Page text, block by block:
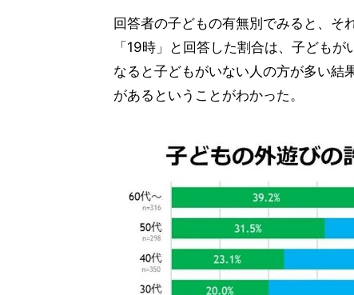
回答者の子どもの有無別でみると、そ
「19時」と回答した割合は、子ども
なると子どもがいない人の方が多い結
があるということがわかった。